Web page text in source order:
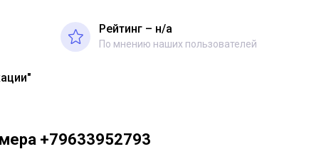
Рейтинг – н/a
По мнению наших пользователей
+79633952793